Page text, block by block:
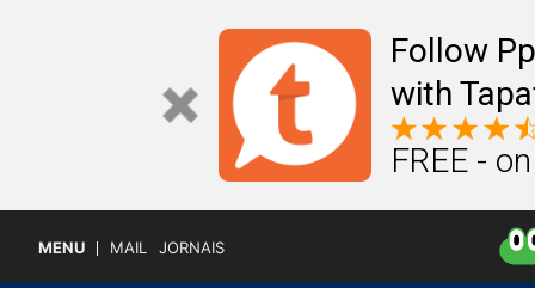
Follow
with
FREE -
MENU MAIL JORNAIS